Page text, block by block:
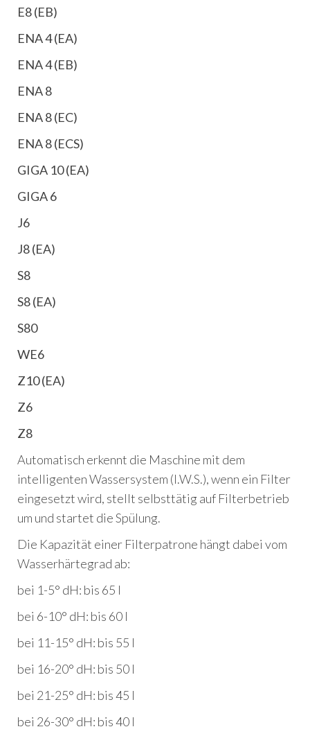
E8 (EB)
ENA 4 (EA)
ENA 4 (EB)
ENA 8
ENA 8 (EC)
ENA 8 (ECS)
GIGA 10 (EA)
GIGA 6
J6
J8 (EA)
S8
S8 (EA)
S80
WE6
Z10 (EA)
Z6
Z8
Automatisch erkennt die Maschine mit dem
intelligenten Wassersystem (I.W.S.), wenn ein Filter
eingesetzt wird, stellt selbsttätig auf Filterbetrieb
um und startet die Spülung.
Die Kapazität einer Filterpatrone hängt dabei vom
Wasserhärtegrad ab:
bei 1-5° dH: bis 65 l
bei 6-10° dH: bis 60 l
bei 11-15° dH: bis 55 l
bei 16-20° dH: bis 50 l
bei 21-25° dH: bis 45 l
bei 26-30° dH: bis 40 l